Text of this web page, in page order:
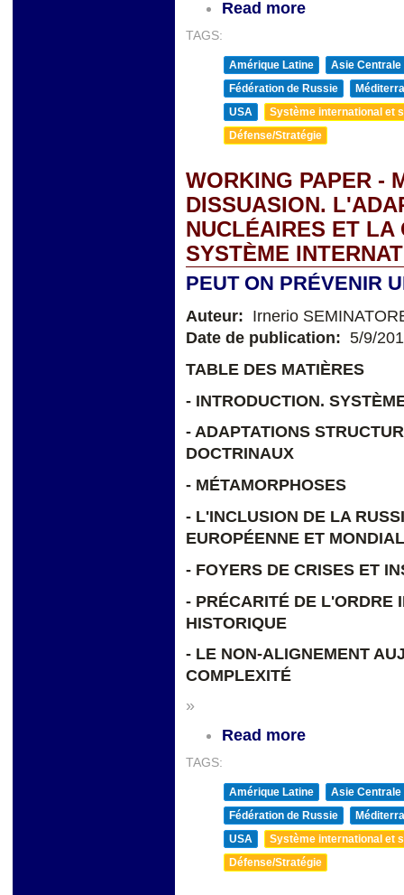
Read more
TAGS:
Amérique Latine
Asie Centrale
Fédération de Russie
USA
Système international et
Défense/Stratégie
WORKING PAPER -
DISSUASION.
NUCLÉAIRES ET LA
SYSTÈME
PEUT ON PRÉVENIR
Auteur: Irnerio
Date de publication: 5/9/
TABLE DES MATIÈRES
- INTRODUCTION.
- ADAPTATIONS
DOCTRINAUX
- MÉTAMORPHOSES
- L'INCLUSION DE LA
EUROPÉENNE ET
- FOYERS DE CRISES ET
- PRÉCARITÉ DE L'ORDRE
HISTORIQUE
- LE NON-ALIGNEMENT
COMPLEXITÉ
»
Read more
TAGS:
Amérique Latine
Asie Centrale
Fédération de Russie
USA
Système international et
Défense/Stratégie